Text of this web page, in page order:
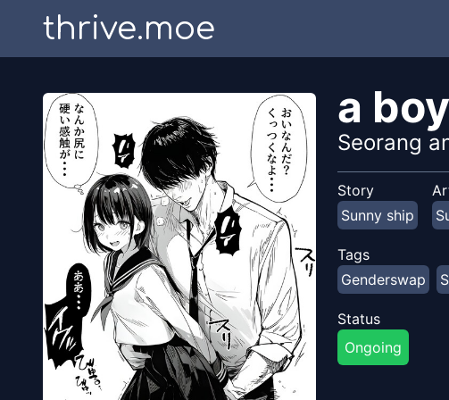
thrive.moe
a
Seorang
Story
Sunny ship
Tags
Genderswap
Status
Ongoing